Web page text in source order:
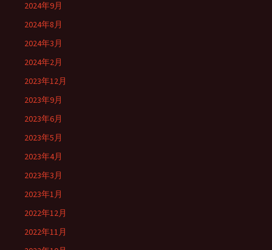
2024年9月
2024年8月
2024年3月
2024年2月
2023年12月
2023年9月
2023年6月
2023年5月
2023年4月
2023年3月
2023年1月
2022年12月
2022年11月